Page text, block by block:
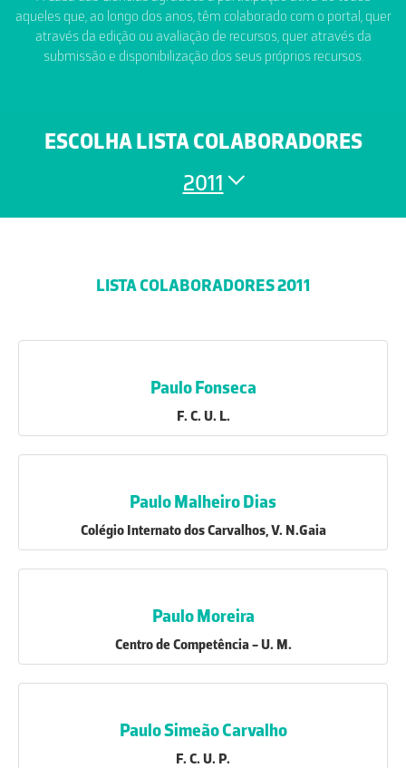
aqueles que, ao longo dos anos, têm colaborado com o portal, quer
através da edição ou avaliação de recursos, quer através da
submissão e disponibilização dos seus próprios recursos.
ESCOLHA LISTA COLABORADORES
2011
LISTA COLABORADORES 2011
Paulo Fonseca
F. C. U. L.
Paulo Malheiro Dias
Colégio Internato dos Carvalhos, V. N.Gaia
Paulo Moreira
Centro de Competência - U. M.
Paulo Simeão Carvalho
F. C. U. P.